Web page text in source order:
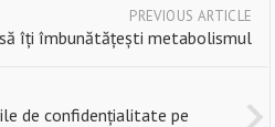
PREVIOUS ARTICLE
îți îmbunătățești metabolismul
de confidențialitate pe